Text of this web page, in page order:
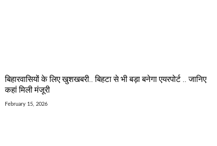
बिहारवासियों के लिए खुशखबरी.. बिहटा से भी बड़ा बनेगा एयरपोर्ट .. जानिए
कहां मिली मंजूरी
February 15, 2026